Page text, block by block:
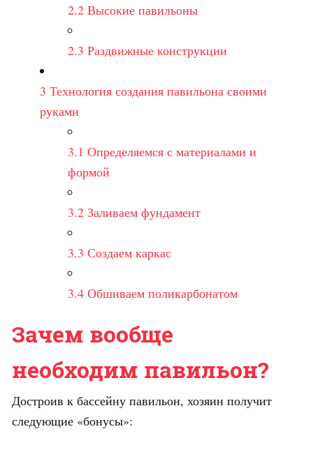
2.2 Высокие павильоны
2.3 Раздвижные конструкции
3 Технология создания павильона своими
руками
3.1 Определяемся с материалами и
формой
3.2 Заливаем фундамент
3.3 Создаем каркас
3.4 Обшиваем поликарбонатом
Зачем вообще
необходим павильон?
Достроив к бассейну павильон, хозяин получит
следующие «бонусы»: